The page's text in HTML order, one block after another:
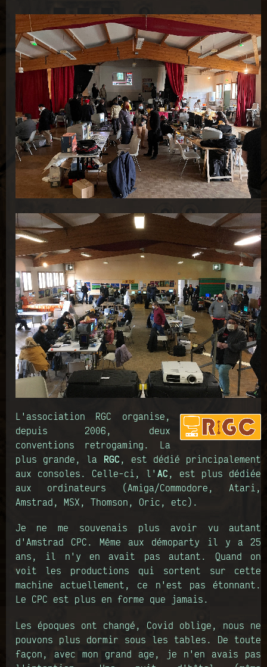
L'association RGC organise,
depuis 2006, deux
conventions retrogaming. La
plus grande, la RGC , est dédié principalement
aux consoles. Celle-ci, l' AC , est plus dédiée
aux ordinateurs (Amiga/Commodore, Atari,
Amstrad, MSX, Thomson, Oric, etc).
Je ne me souvenais plus avoir vu autant
d'Amstrad CPC. Même aux démoparty il y a 25
ans, il n'y en avait pas autant. Quand on
voit les productions qui sortent sur cette
machine actuellement, ce n'est pas étonnant.
Le CPC est plus en forme que jamais.
Les époques ont changé, Covid oblige, nous ne
pouvons plus dormir sous les tables. De toute
façon, avec mon grand age, je n'en avais pas